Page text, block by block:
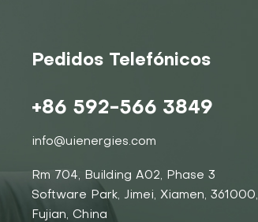
Pedidos Telefónicos
+86 592-566 3849
info@uienergies.com
Rm 704, Building A02, Phase 3
Software Park, Jimei, Xiamen, 361000,
Fujian, China